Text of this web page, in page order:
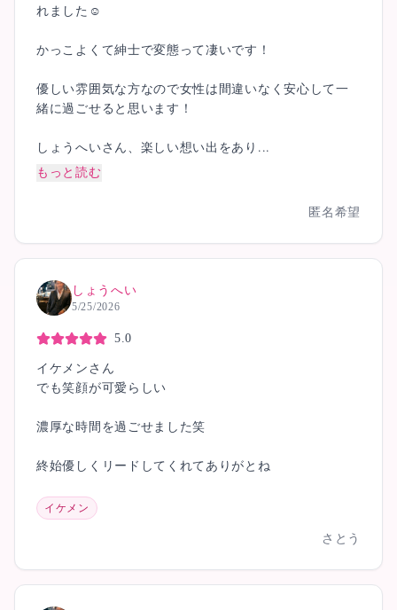
れました☺️
かっこよくて紳士で変態って凄いです！
優しい雰囲気な方なので女性は間違いなく安心して一
緒に過ごせると思います！
しょうへいさん、楽しい想い出をあり...
もっと読む
匿名希望
しょうへい
5/25/2026
5.0
イケメンさん️
でも笑顔が可愛らしい
濃厚な時間を過ごせました笑
終始優しくリードしてくれてありがとね
イケメン
さとう